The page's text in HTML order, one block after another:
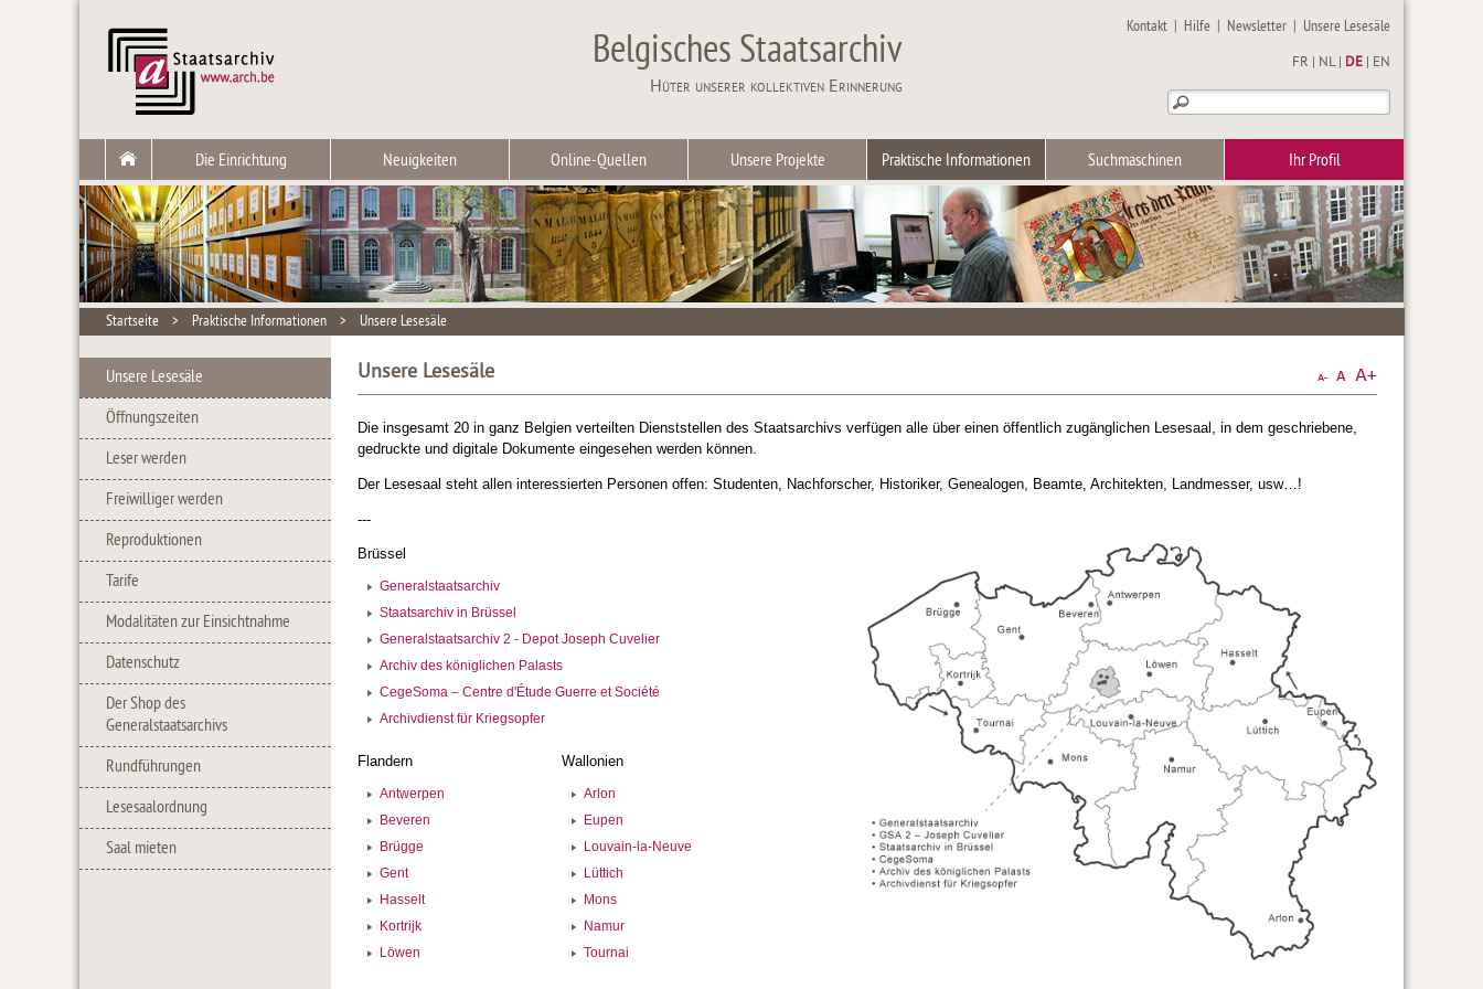
Belgisches Staatsarchiv
Hüter unserer kollektiven Erinnerung
Kontakt | Hilfe | Newsletter | Unsere Lesesäle
FR NL| DE EN
Die Einrichtung Neuigkeiten Online-Quellen Unsere Projekte Praktische Informationen Suchmaschinen Ihr Profil
Startseite > Praktische Informationen > Unsere Lesesäle
Unsere Lesesäle
Öffnungszeiten
Leser werden
Freiwilliger werden
Reproduktionen
Tarife
Modalitäten zur Einsichtnahme
Datenschutz
Der Shop des
Generalstaatsarchivs
Rundführungen
Lesesaalordnung
Saal mieten
Unsere Lesesäle
Die insgesamt 20 in ganz Belgien verteilten Dienststellen des Staatsarchivs verfügen alle über einen öffentlich zugänglichen Lesesaal, in dem geschriebene,
gedruckte und digitale Dokumente eingesehen werden können.
Der Lesesaal steht allen interessierten Personen offen: Studenten, Nachforscher, Historiker, Genealogen, Beamte, Architekten, Landmesser, usw…!
---
Brüssel
Generalstaatsarchiv
Staatsarchiv in Brüssel
Generalstaatsarchiv 2 - Depot Joseph Cuvelier
Archiv des königlichen Palasts
CegeSoma – Centre d'Étude Guerre et Société
Archivdienst für Kriegsopfer
Flandern
Antwerpen
Beveren
Brügge
Gent
Hasselt
Kortrijk
Löwen
Wallonien
Arlon
Eupen
Louvain-la-Neuve
Lüttich
Mons
Namur
Tournai